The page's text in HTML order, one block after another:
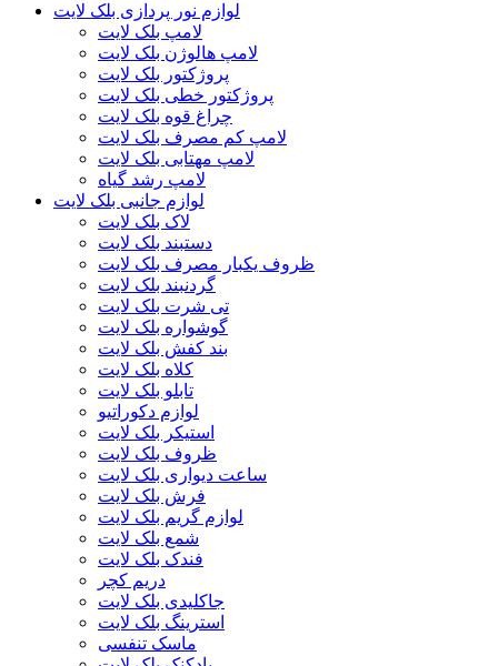
لوازم نور پردازی بلک لایت
لامپ بلک لایت
لامپ هالوژن بلک لایت
پروژکتور بلک لایت
پروژکتور خطی بلک لایت
چراغ قوه بلک لایت
لامپ کم مصرف بلک لایت
لامپ مهتابی بلک لایت
لامپ رشد گیاه
لوازم جانبی بلک لایت
لاک بلک لایت
دستبند بلک لایت
ظروف یکبار مصرف بلک لایت
گردنبند بلک لایت
تی شرت بلک لایت
گوشواره بلک لایت
بند کفش بلک لایت
کلاه بلک لایت
تابلو بلک لایت
لوازم دکوراتیو
استیکر بلک لایت
ظروف بلک لایت
ساعت دیواری بلک لایت
فرش بلک لایت
لوازم گریم بلک لایت
شمع بلک لایت
فندک بلک لایت
دریم کچر
جاکلیدی بلک لایت
استرینگ بلک لایت
ماسک تنفسی